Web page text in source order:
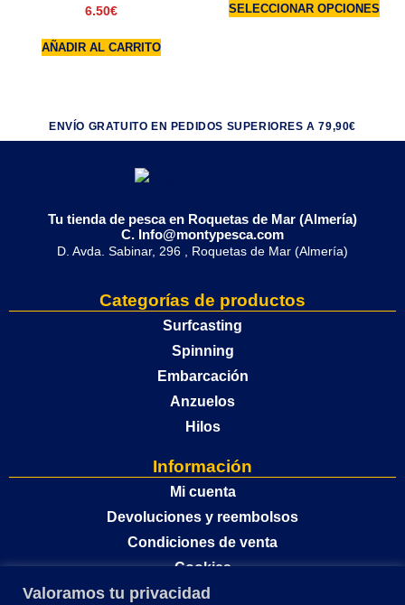
Valoramos tu privacidad
6.50€
AÑADIR AL CARRITO
SELECCIONAR OPCIONES
ENVÍO GRATUITO EN PEDIDOS SUPERIORES A 79,90€
Tu tienda de pesca en Roquetas de Mar (Almería)
C. Info@montypesca.com
D. Avda. Sabinar, 296 , Roquetas de Mar (Almería)
Categorías de productos
Surfcasting
Spinning
Embarcación
Anzuelos
Hilos
Información
Mi cuenta
Devoluciones y reembolsos
Condiciones de venta
Cookies
Política de privacidad